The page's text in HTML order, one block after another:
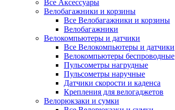
Все Аксессуары
Велобагажники и корзины
Все Велобагажники и корзины
Велобагажники
Велокомпьютеры и датчики
Все Велокомпьютеры и датчики
Велокомпьютеры беспроводные
Пульсометры нагрудные
Пульсометры наручные
Датчики скорости и каденса
Крепления для велогаджетов
Велорюкзаки и сумки